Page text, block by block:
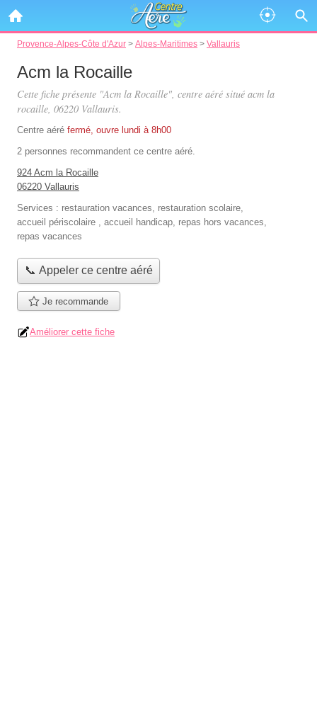
Provence-Alpes-Côte d'Azur > Alpes-Maritimes > Vallauris
Acm la Rocaille
Cette fiche présente "Acm la Rocaille", centre aéré situé acm la
rocaille, 06220 Vallauris.
Centre aéré fermé, ouvre lundi à 8h00
2 personnes recommandent ce centre aéré.
924 Acm la Rocaille
06220 Vallauris
Services : restauration vacances, restauration scolaire,
accueil périscolaire , accueil handicap, repas hors vacances,
repas vacances
📞 Appeler ce centre aéré
Je recommande
Améliorer cette fiche